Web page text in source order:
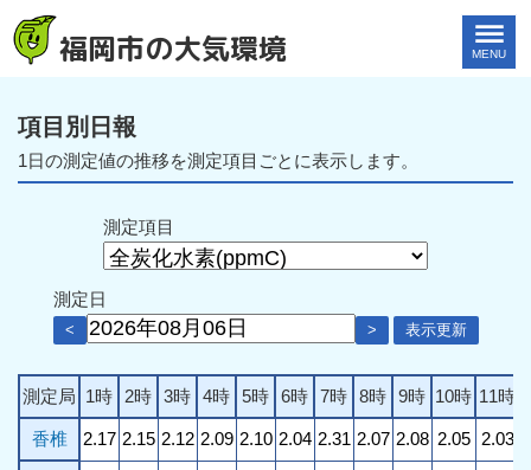
福岡市の大気環境
項目別日報
1日の測定値の推移を測定項目ごとに表示します。
測定項目
測定日
< > 表示更新
測定局 1時 2時 3時 4時 5時 6時 7時 8時 9時 10時 11時
香椎 2.17 2.15 2.12 2.09 2.10 2.04 2.31 2.07 2.08 2.05 2.03
MENU